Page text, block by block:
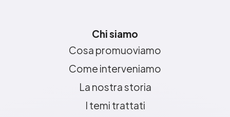
Chi siamo
Cosa promuoviamo
Come interveniamo
La nostra storia
I temi trattati